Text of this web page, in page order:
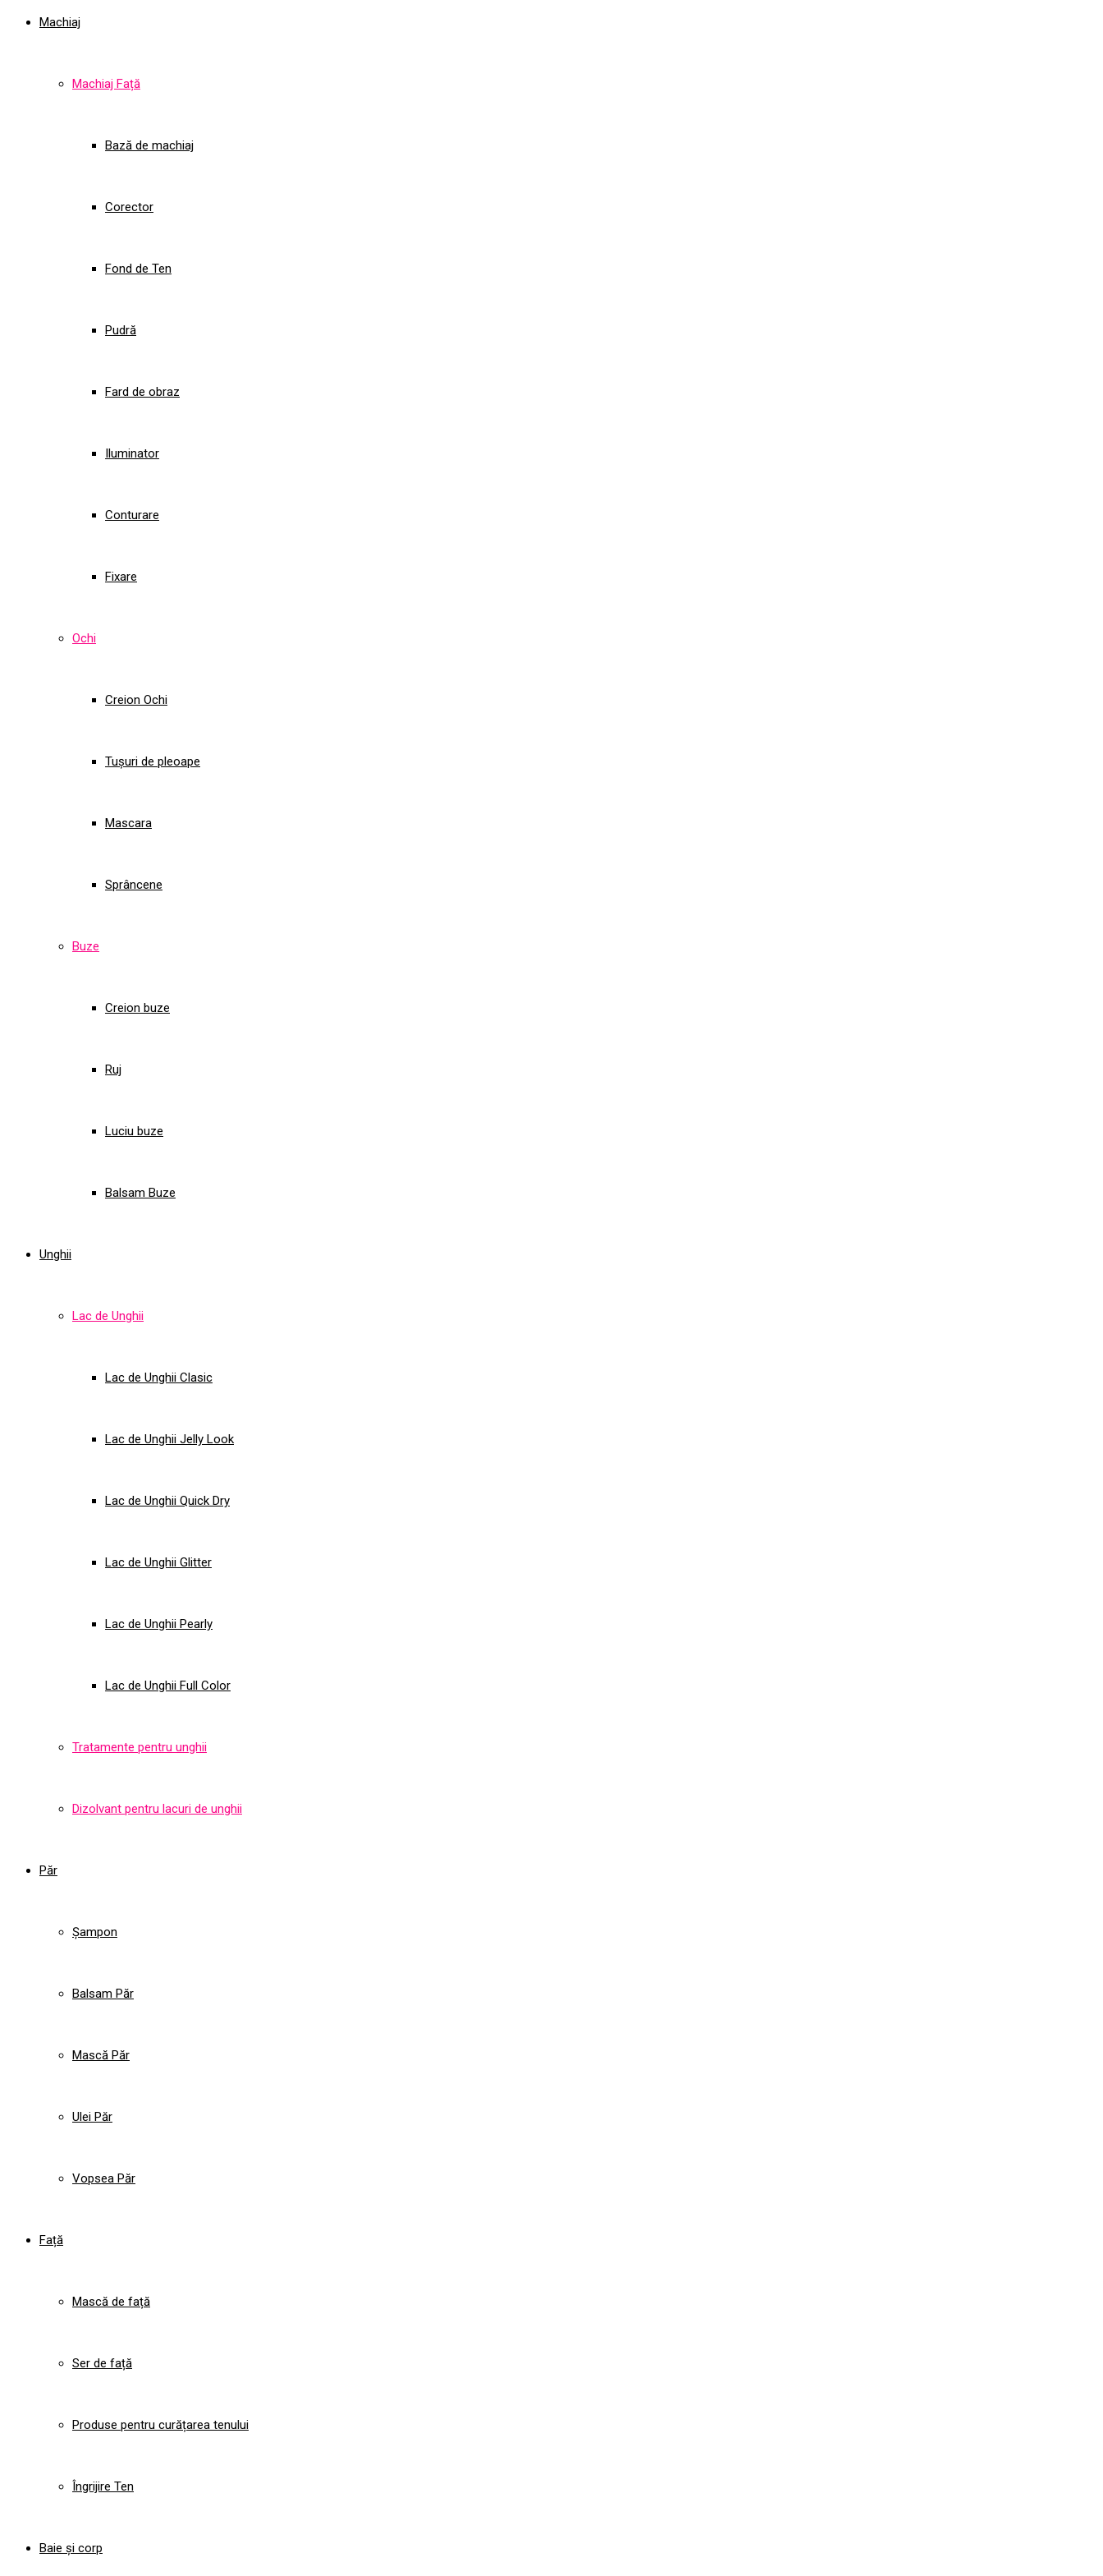
Machiaj
Machiaj Față
Bază de machiaj
Corector
Fond de Ten
Pudră
Fard de obraz
Iluminator
Conturare
Fixare
Ochi
Creion Ochi
Tușuri de pleoape
Mascara
Sprâncene
Buze
Creion buze
Ruj
Luciu buze
Balsam Buze
Unghii
Lac de Unghii
Lac de Unghii Clasic
Lac de Unghii Jelly Look
Lac de Unghii Quick Dry
Lac de Unghii Glitter
Lac de Unghii Pearly
Lac de Unghii Full Color
Tratamente pentru unghii
Dizolvant pentru lacuri de unghii
Păr
Șampon
Balsam Păr
Mască Păr
Ulei Păr
Vopsea Păr
Față
Mască de față
Ser de față
Produse pentru curățarea tenului
Îngrijire Ten
Baie și corp